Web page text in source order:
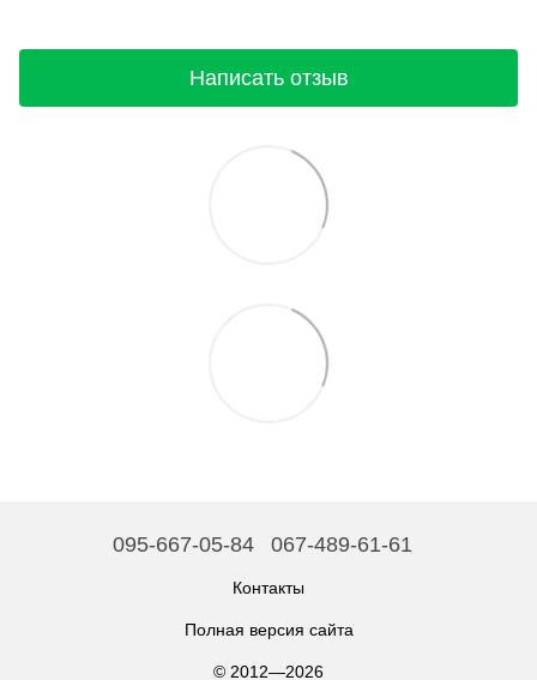
Написать отзыв
095-667-05-84 067-489-61-61
Контакты
Полная версия сайта
© 2012—2026